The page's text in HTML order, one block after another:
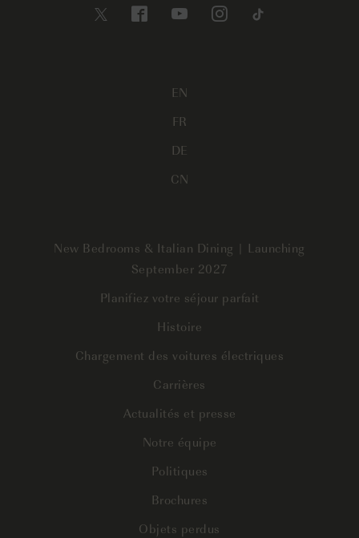
EN
FR
DE
CN
New Bedrooms & Italian Dining | Launching
September 2027
Planifiez votre séjour parfait
Histoire
Chargement des voitures électriques
Carrières
Actualités et presse
Notre équipe
Politiques
Brochures
Objets perdus